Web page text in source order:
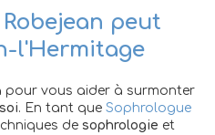
peut
l'Hermitage
pour vous aider à surmonter
. En tant que Sophrologue
de sophrologie et